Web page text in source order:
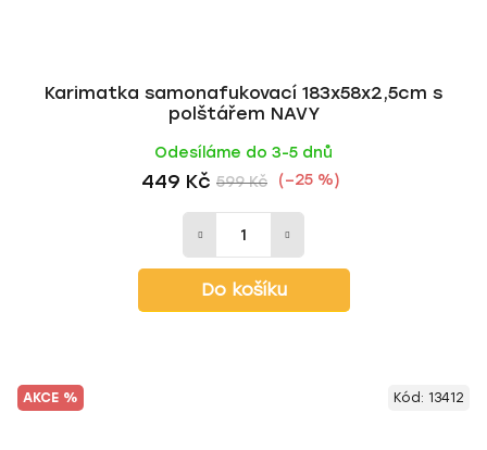
Karimatka samonafukovací 183x58x2,5cm s
polštářem NAVY
Odesíláme do 3-5 dnů
449 Kč 599 Kč (–25 %)
Do košíku
AKCE % Kód: 13412